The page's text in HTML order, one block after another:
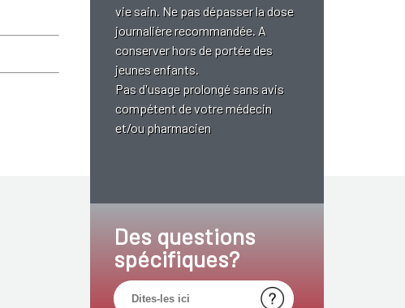
vie sain. Ne pas dépasser la dose
journalière recommandée. A
conserver hors de portée des
jeunes enfants.
Pas d'usage prolongé sans avis
compétent de votre médecin
et/ou pharmacien
Des questions
spécifiques?